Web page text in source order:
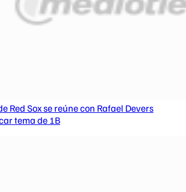
Red Sox se reúne con Rafael Devers
tema de 1B